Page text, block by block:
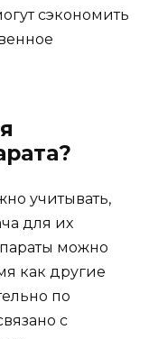
сэкономить
учитывать,
для их
можно
как другие
по
с